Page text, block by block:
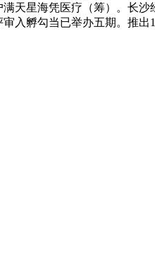
天星海凭医疗（筹）。长
入孵勾当已举办五期。推